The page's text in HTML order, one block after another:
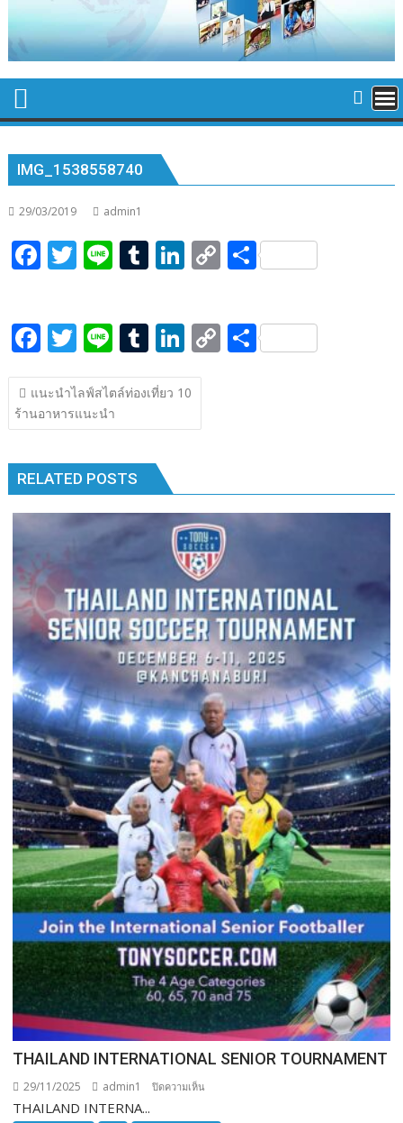
IMG_1538558740
29/03/2019 admin1
F
b
o
o
k
T
er
Li T
bl
r
Li
e
dI
n
C
y
S
e
F
ac
e
b
o
o
k
T
w
itt
er
Li
n
e
T
u
m
bl
r
Li
n
k
e
C
k
S
แนะแนว
เรื่อง
แนะนำไลฟ์สไตล์ท่องเที่ยว 10
ร้านอาหารแนะนำ
RELATED POSTS
THAILAND INTERNATIONAL SENIOR TOURNAMENT
29/11/2025 admin1 ปิดความเห็น
THAILAND INTERNA...